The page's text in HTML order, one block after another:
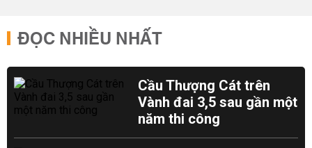
ĐỌC NHIỀU NHẤT
Cầu Thượng Cát trên
Vành đai 3,5 sau gần một
năm thi công